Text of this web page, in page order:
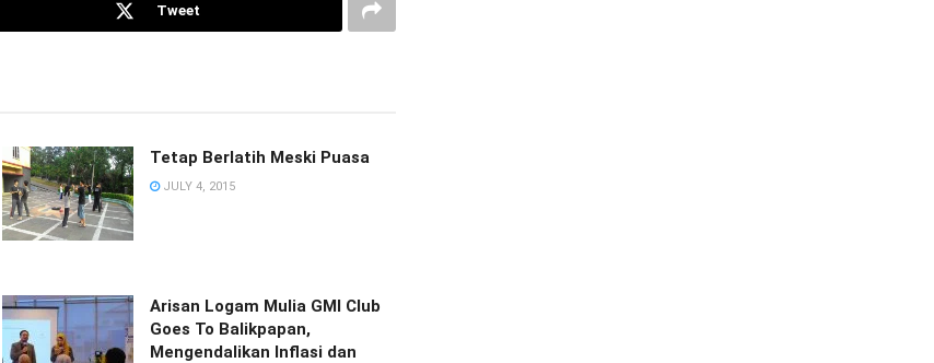
Tweet
Tetap Berlatih Meski Puasa
JULY 4, 2015
Arisan Logam Mulia GMI Club
Goes To Balikpapan,
Mengendalikan Inflasi dan